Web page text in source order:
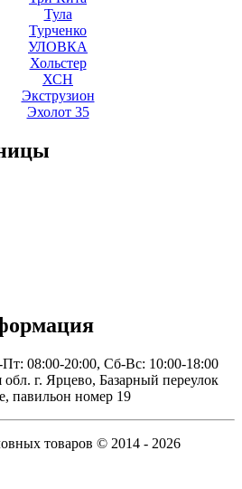
Тула
Турченко
УЛОВКА
Хольстер
ХСН
Экструзион
Эхолот 35
08:00-20:00, Сб-Вс: 10:00-18:00
обл. г. Ярцево, Базарный переулок
павильон номер 19
товаров © 2014 - 2026